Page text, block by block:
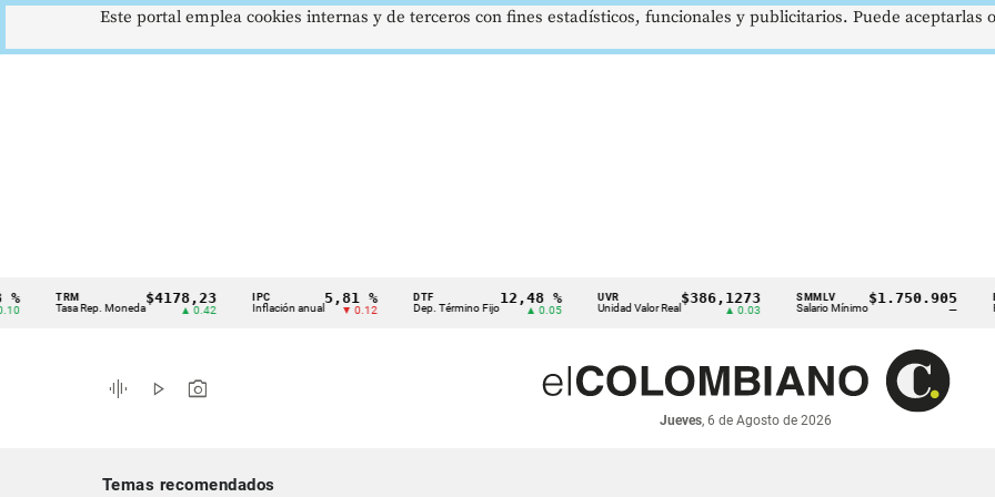
Cintillo
indicadores
económicos
TRM
Tasa Rep. Moneda
$4178,23
▲ 0.42
IPC
Inflación anual
5,81 %
▼ 0.12
DTF
Dep. Término Fijo
12,48 %
▲ 0.05
UVR
Unidad Valor Real
$386,1273
▲ 0.03
SMMLV
Salario Mínimo
$1.750.905 BRENT
Petróleo
graphic_eq play_arrow photo_camera
Jueves, 6 de Agosto de 2026
Temas recomendados
Este portal emplea cookies internas y de terceros con fines estadísticos, funcionales y publicitarios. Puede aceptarlas